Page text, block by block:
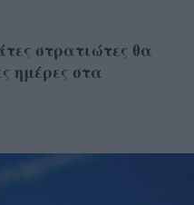
στρατιώτες θα
ημέρες στα